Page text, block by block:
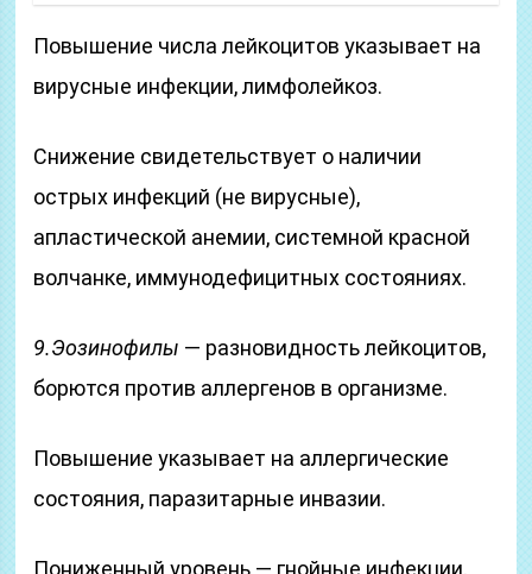
Повышение числа лейкоцитов указывает на
вирусные инфекции, лимфолейкоз.
Снижение свидетельствует о наличии
острых инфекций (не вирусные),
апластической анемии, системной красной
волчанке, иммунодефицитных состояниях.
9.Эозинофилы — разновидность лейкоцитов,
борются против аллергенов в организме.
Повышение указывает на аллергические
состояния, паразитарные инвазии.
Пониженный уровень — гнойные инфекции,